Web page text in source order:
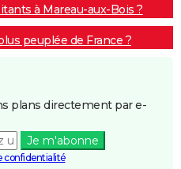
à Mareau-aux-Bois ?
peuplée de France ?
plans directement par e-
Je m'abonne
confidentialité